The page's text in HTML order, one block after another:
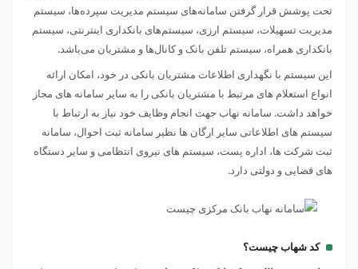
تحت پوشش قرار گرفتن سامانه‌های سیستم مدیریت سپرده‌ها، سیستم
مدیریت تسهیلات، سیستم ارزی، سیستم‌های بانکداری اینترنتی، سیستم
بانکداری همراه، سیستم تلفن بانک و کانال‌ها و مشتریان می‌باشد.
این سیستم با نگهداری اطلاعات مشتریان بانکی در خود، امکان ارائه
انواع استعلام های مرتبط با مشتریان بانکی را به سایر سامانه های مجاز
خواهد داشت. سامانه نهاب جهت انجام وظایف خود نیاز به ارتباط با
سیستم های اطلاعاتی سایر ارگان ها نظیر سامانه ثبت احوال، سامانه
ثبت شرکت ها، اداره پست، سیستم های نیروی انتظامی و سایر دستگاه
های قضایی و دولتی دارد.
کد شهاب چیست؟